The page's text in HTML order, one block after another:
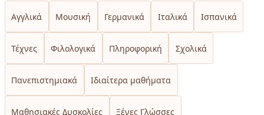
Αγγλικά Μουσική Γερμανικά Ιταλικά Ισπανικά
Τέχνες Φιλολογικά Πληροφορική Σχολικά
Πανεπιστημιακά Ιδιαίτερα μαθήματα
Μαθησιακές Δυσκολίες Ξένες Γλώσσες